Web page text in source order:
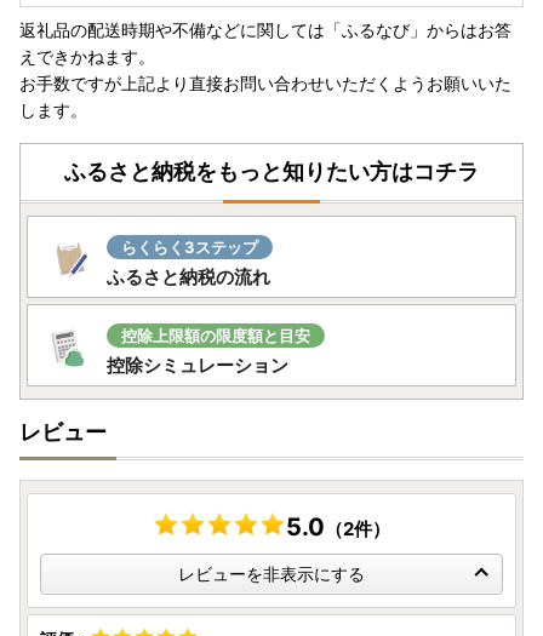
ご了承ください。
・お受取人様の郵便受けにお届けする返礼品（メール便）に
つきましては、依頼主様のお名前は配送伝票に印字されませ
ん。なお、ふるさと納税の記載が入りますのでご了承くださ
い。
・複数の返礼品を選択頂いた場合、個別発送になることもご
ざいます。
・返礼品に不具合がある場合、お受け取り後、早急にご連絡
・カラーやサイズ、種類などを選択する返礼品について、ご
希望がある場合は必ず備考欄に記入いただきますようお願い
いたします。
・返礼品の送付は、筑紫野市外にお住まいの方に限らせてい
ただきます。
筑紫野市ふるさと納税事業の範囲内で各種委託業者に情報提
供します。
・ふるさと納税事務処理、申請書類の各種手続きのため
・お礼の品発送のため
・お問い合わせ回答、履歴管理、サービス向上のため
・ふるさと納税のカタログ、メールマガジン、資料の送付、
その他サービスの提供のため
返礼品の配送時期や不備などに関しては「ふるなび」からはお答
えできかねます。
お手数ですが上記より直接お問い合わせいただくようお願いいた
します。
ふるさと納税をもっと知りたい方はコチラ
らくらく3ステップ
ふるさと納税の流れ
控除上限額の限度額と目安
控除シミュレーション
レビュー
5.0 （2件）
レビューを非表示にする